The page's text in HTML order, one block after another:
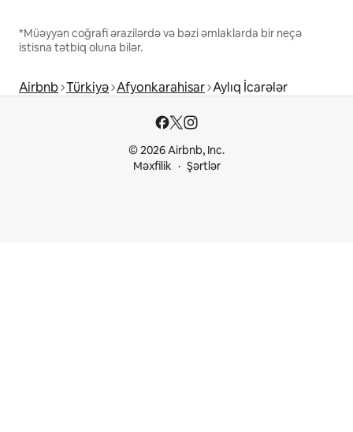
*Müəyyən coğrafi ərazilərdə və bəzi əmlaklarda bir neçə
istisna tətbiq oluna bilər.
Airbnb Türkiyə Afyonkarahisar Aylıq İcarələr
© 2026 Airbnb, Inc.
Məxfilik
Şərtlər